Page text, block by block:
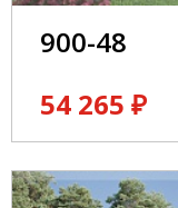
900-48
54 265 ₽